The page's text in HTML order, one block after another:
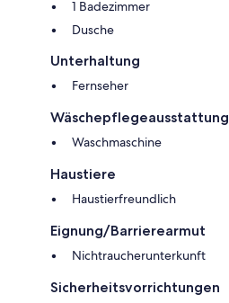
1 Badezimmer
Dusche
Unterhaltung
Fernseher
Wäschepflegeausstattung
Waschmaschine
Haustiere
Haustierfreundlich
Eignung/Barrierearmut
Nichtraucherunterkunft
Sicherheitsvorrichtungen